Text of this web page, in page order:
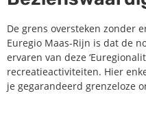
De grens oversteken zonder
Euregio Maas-Rijn is dat de
ervaren van deze
recreatieactiviteiten. Hier
je gegarandeerd grenzeloze